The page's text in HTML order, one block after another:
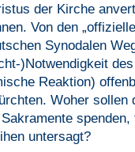
der Kirche
Von den
Synodalen
)Notwendigkeit
Reaktion)
Woher sollen
untersagt?